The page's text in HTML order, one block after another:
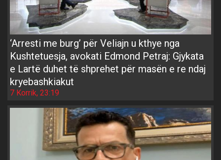
‘Arresti me burg’ për Veliajn u kthye nga
Kushtetuesja, avokati Edmond Petraj: Gjykata
e Lartë duhet të shprehet për masën e re ndaj
kryebashkiakut
7 Korrik, 23:19